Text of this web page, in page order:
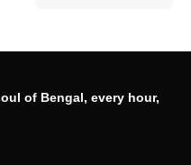
of Bengal, every hour,